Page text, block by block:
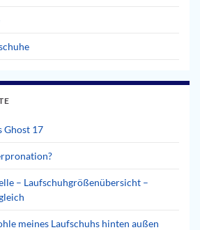
Ghost 17
– Laufschuhgrößenübersicht –
meines Laufschuhs hinten außen